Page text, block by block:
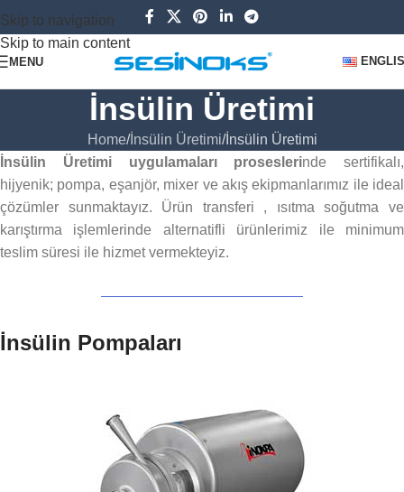
Skip to navigation
Skip to main content
MENU
İnsülin Üretimi
Home İnsülin Üretimi İnsülin Üretimi
İnsülin Üretimi uygulamaları proseslerinde sertifikalı,
hijyenik; pompa, eşanjör, mixer ve akış ekipmanlarımız ile ideal
çözümler sunmaktayız. Ürün transferi , ısıtma soğutma ve
karıştırma işlemlerinde alternatifli ürünlerimiz ile minimum
teslim süresi ile hizmet vermekteyiz.
İnsülin Pompaları